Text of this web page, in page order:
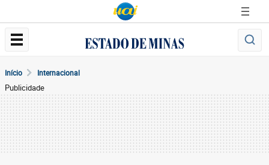
Início Internacional
Publicidade